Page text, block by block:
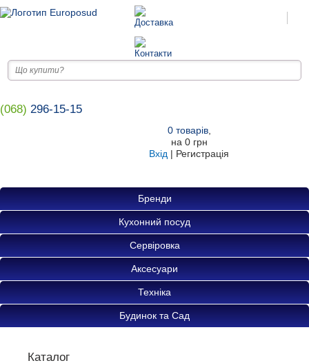
(068) 296-15-15
0товарів,
на 0 грн
Вхід | Регистрація
Бренди
Кухонний посуд
Сервіровка
Аксесуари
Техніка
Будинок та Сад
Каталог